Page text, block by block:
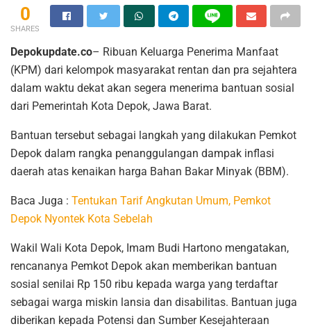
0
SHARES
Depokupdate.co– Ribuan Keluarga Penerima Manfaat
(KPM) dari kelompok masyarakat rentan dan pra sejahtera
dalam waktu dekat akan segera menerima bantuan sosial
dari Pemerintah Kota Depok, Jawa Barat.
Bantuan tersebut sebagai langkah yang dilakukan Pemkot
Depok dalam rangka penanggulangan dampak inflasi
daerah atas kenaikan harga Bahan Bakar Minyak (BBM).
Baca Juga : Tentukan Tarif Angkutan Umum, Pemkot
Depok Nyontek Kota Sebelah
Wakil Wali Kota Depok, Imam Budi Hartono mengatakan,
rencananya Pemkot Depok akan memberikan bantuan
sosial senilai Rp 150 ribu kepada warga yang terdaftar
sebagai warga miskin lansia dan disabilitas. Bantuan juga
diberikan kepada Potensi dan Sumber Kesejahteraan